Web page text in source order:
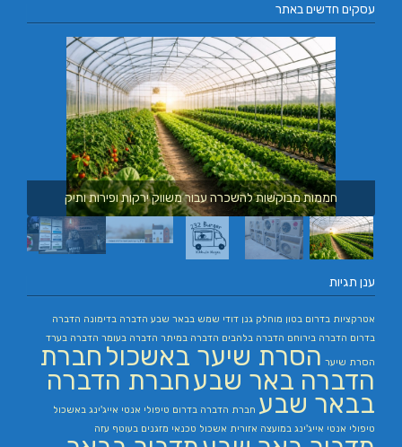
עסקים חדשים באתר
חממות מבוקשות להשכרה עבור משווק ירקות ופירות ותיק
ענן תגיות
אטרקציות בדרום בטון מוחלק גנן דודי שמש בבאר שבע הדברה בדימונה הדברה
בדרום הדברה בירוחם הדברה בלהבים הדברה במיתר הדברה בעומר הדברה בערד
הסרת שיער הסרת שיער באשכול חברת
הדברה באר שבעחברת הדברה
בבאר שבע חברת הדברה בדרום טיפולי אנטי אייג'ינג באשכול
טיפולי אנטי אייג'ינג במועצה אזורית אשכול טכנאי מזגנים בעוטף עזה